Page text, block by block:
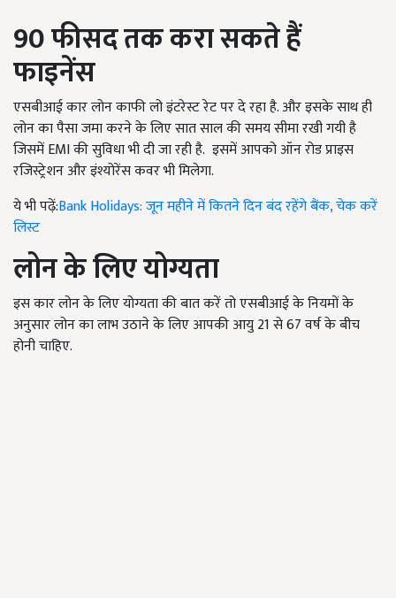
90फीसद तक करा सकते हैं
फाइनेंस
एसबीआई कार लोन काफी लो इंटरेस्ट रेट पर दे रहा है. और इसके साथ ही
लोन का पैसा जमा करने के लिए सात साल की समय सीमा रखी गयी है
जिसमेंEMIकी सुविधा भी दी जा रही है. इसमें आपको ऑन रोड प्राइस
रजिस्ट्रेशन और इंश्योरेंस कवर भी मिलेगा.
ये भी पढ़ें:Bank Holidays: जून महीने में कितने दिन बंद रहेंगे बैंक, चेक करें
लिस्ट
लोन के लिए योग्यता
इस कार लोन के लिए योग्यता की बात करें तो एसबीआई के नियमों के
अनुसार लोन का लाभ उठाने के लिए आपकी आयु21से67वर्ष के बीच
होनी चाहिए.